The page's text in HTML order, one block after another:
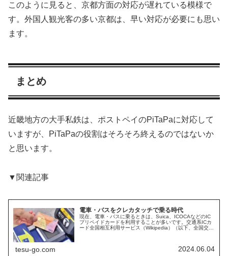
このように見ると、京都方面の対応が遅れている模様で
す。外国人観光客の多い京都は、早い対応が必要にも思い
ます。
まとめ
近畿地方の大手私鉄は、ポストペイのPiTaPaに対応して
いますが、PiTaPaの役割はそろそろ終えるのではないか
と思います。
▼関連記事
電車・バスをクレカタッチで乗る時代
現在、電車・バスに乗るときは、Suica、ICOCAなどのIC
プリペイドカードを利用することが多いです。交通系ICカ
ード全国相互利用サービス（Wikipedia）（以下、全国交通
tesu-go.com 2024.06.04